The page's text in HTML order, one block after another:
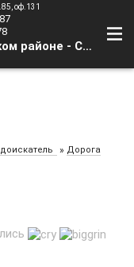
оф.131
Дорога "Грошатка" в Сосновском районе - Страница 3 - Форум Кладоискателей
» Дорога